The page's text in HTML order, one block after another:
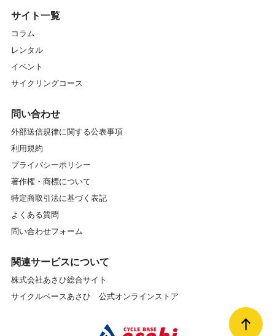
サイト一覧
コラム
レンタル
イベント
サイクリングコース
問い合わせ
外部送信規律に関する公表事項
利用規約
プライバシーポリシー
著作権・商標について
特定商取引法に基づく表記
よくある質問
問い合わせフォーム
関連サービスについて
株式会社あさひ総合サイト
サイクルベースあさひ 公式オンラインストア